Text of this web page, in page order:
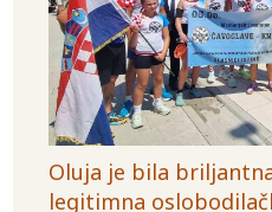
Oluja je bila
legitimna